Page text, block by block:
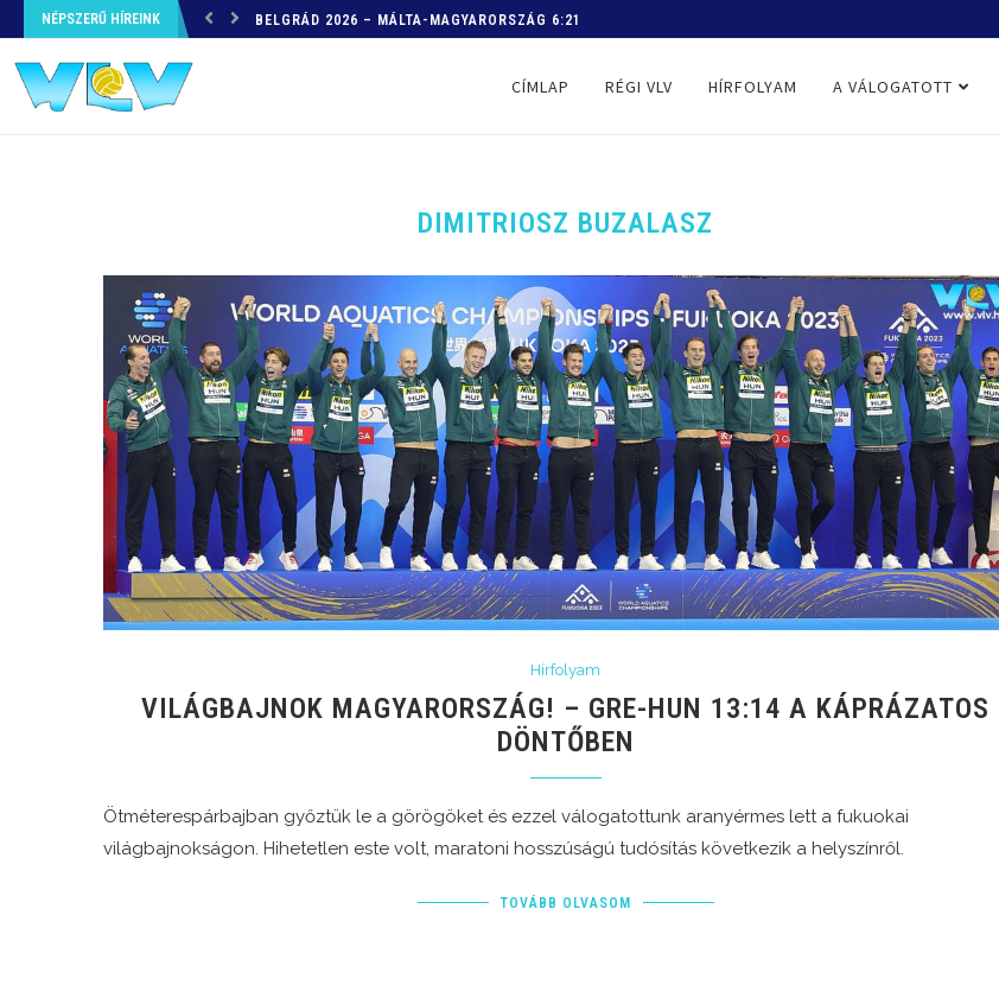
NÉPSZERŰ HÍREINK HELYZETKÉP AZ EB-RŐL – A TOVÁBBI PROGRAM
CÍMLAP RÉGI VLV HÍRFOLYAM A VÁLOGATOTT
DIMITRIOSZ BUZALASZ
Hírfolyam
VILÁGBAJNOK MAGYARORSZÁG! – GRE-HUN 13:14 A KÁPRÁZATOS
DÖNTŐBEN
Ötméterespárbajban győztük le a görögöket és ezzel válogatottunk aranyérmes lett a fukuokai
világbajnokságon. Hihetetlen este volt, maratoni hosszúságú tudósítás következik a helyszínről.
TOVÁBB OLVASOM